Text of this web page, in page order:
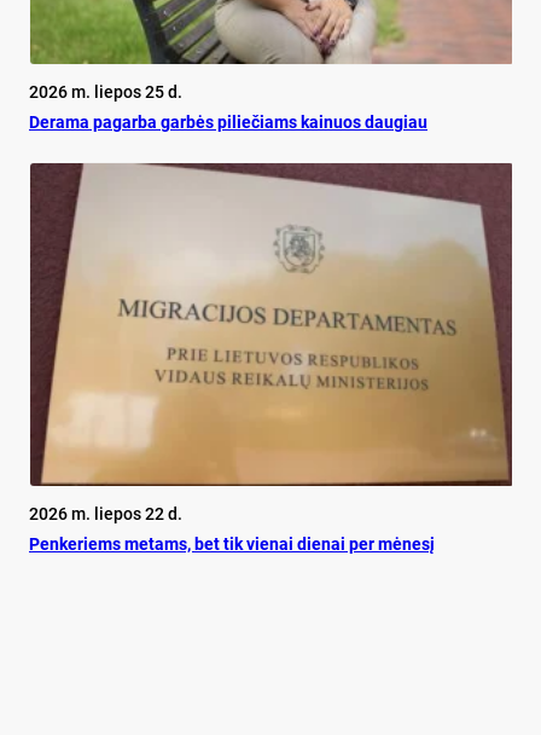
2026 m. liepos 25 d.
De­ra­ma pa­gar­ba gar­bės pi­lie­čiams kai­nuos dau­giau
2026 m. liepos 22 d.
Pen­ke­riems me­tams, bet tik vie­nai die­nai per mė­ne­sį